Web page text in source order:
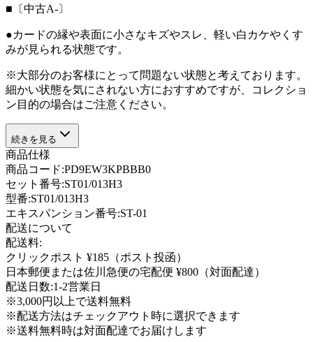
■〔中古A-〕
●カードの縁や表面に小さなキズやスレ、軽い白カケやくす
みが見られる状態です。
※大部分のお客様にとって問題ない状態と考えております。
細かい状態を気にされない方におすすめですが、コレクショ
ン目的の場合はご注意ください。
続きを見る
商品仕様
商品コード:PD9EW3KPBBB0
セット番号:ST01/013H3
型番:ST01/013H3
エキスパンション番号:ST-01
配送について
配送料:
クリックポスト ¥185（ポスト投函）
日本郵便または佐川急便の宅配便 ¥800（対面配達）
配送日数:1-2営業日
※3,000円以上で送料無料
※配送方法はチェックアウト時に選択できます
※送料無料時は対面配達でお届けします